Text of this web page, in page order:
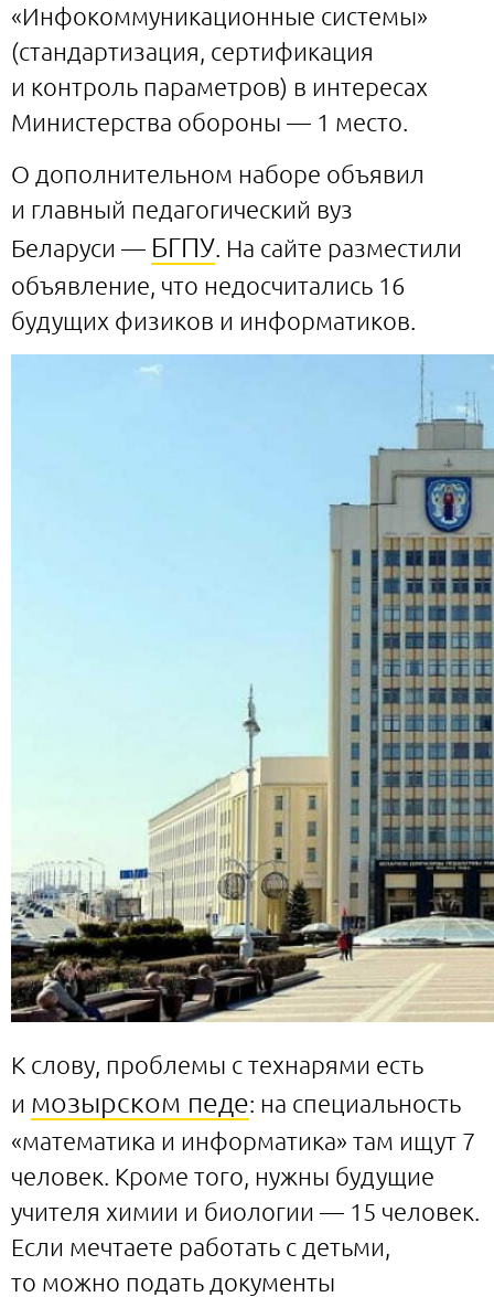
«Инфокоммуникационные системы»
(стандартизация, сертификация
и контроль параметров) в интересах
Министерства обороны — 1 место.
О дополнительном наборе объявил
и главный педагогический вуз
Беларуси — БГПУ . На сайте разместили
объявление, что недосчитались 16
будущих физиков и информатиков.
К слову, проблемы с технарями есть
и мозырском педе: на специальность
«математика и информатика» там ищут 7
человек. Кроме того, нужны будущие
учителя химии и биологии — 15 человек.
Если мечтаете работать с детьми,
то можно подать документы